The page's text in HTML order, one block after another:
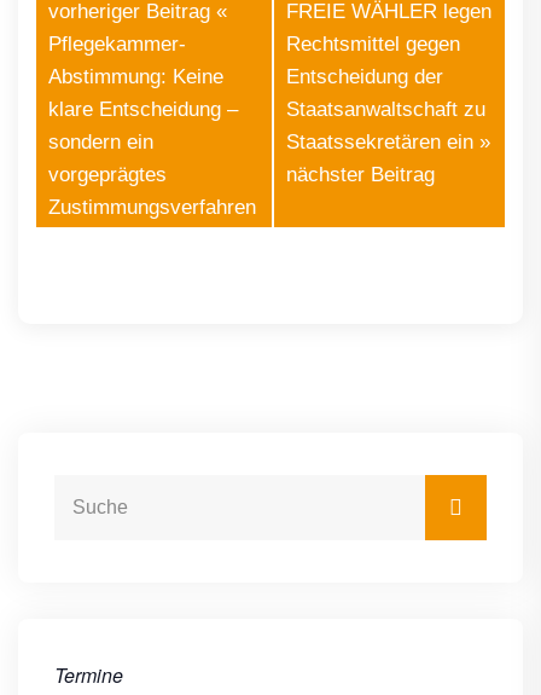
vorheriger Beitrag «
Pflegekammer-
Abstimmung: Keine
klare Entscheidung –
sondern ein
vorgeprägtes
Zustimmungsverfahren
FREIE WÄHLER legen
Rechtsmittel gegen
Entscheidung der
Staatsanwaltschaft zu
Staatssekretären ein»
nächster Beitrag
Termine